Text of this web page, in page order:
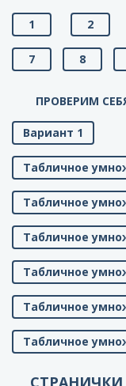
1 2
7 8
ПРОВЕРИМ
Вариант 1
Табличное
Табличное
Табличное
Табличное
Табличное
Табличное